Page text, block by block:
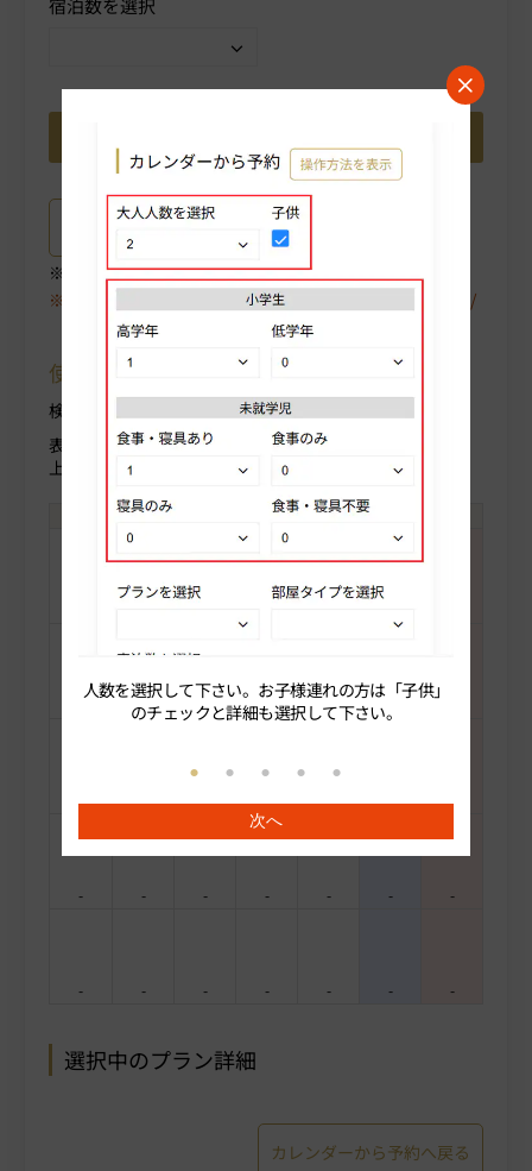
人数を選択して下さい。お子様連れの方は「子供」
のチェックと詳細も選択して下さい。
次へ
宿泊数を選択
プラン詳細はこちら
ご選択中のプラン詳細がご確認いただけます。
空室が表示されない場合は、〈翌月〉や〈プラン/人数/
部屋タイプ〉を変更してください。
使用方法について
検索条件を変更する場合部屋人数より変更ください。
表示料金(税込)
上段：人数合計
- - - -
- - - - - - -
- - - - - - -
- - - - - - -
選択中のプラン詳細
カレンダーから予約へ戻る